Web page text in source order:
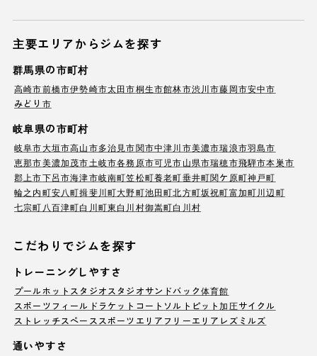
主要エリアからジムを探す
群馬県の市町村
高崎市前橋市伊勢崎市太田市桐生市館林市渋川市藤岡市安中市
みどり市
岐阜県の市町村
岐阜市大垣市高山市多治見市関市中津川市美濃市瑞浪市羽島市
恵那市美濃加茂市土岐市各務原市可児市山県市瑞穂市飛騨市本巣市
郡上市下呂市海津市岐南町笠松町養老町垂井町関ケ原町神戸町
輪之内町安八町揖斐川町大野町池田町北方町坂祝町富加町川辺町
七宗町 八百津町白川町東白川村御嵩町白川村
こだわりでジムを探す
トレーニングしやすさ
プールホットスタジオ スタジオサンドバック体育館
スポーツフィールド ラケットコート ソルトピット加圧サイクル
ストレッチスペース スポーツエリア フリーエリア レズミルズ
通いやすさ